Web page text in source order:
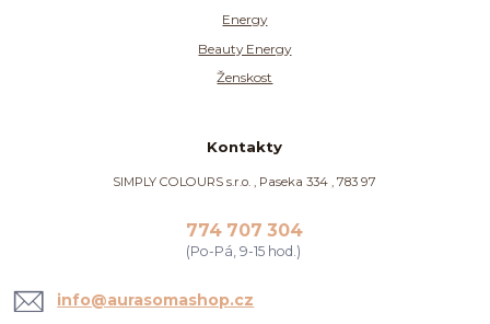
Energy
Beauty Energy
Ženskost
Kontakty
SIMPLY COLOURS s.r.o. , Paseka 334 , 783 97
774 707 304
(Po-Pá, 9-15 hod.)
info@aurasomashop.cz